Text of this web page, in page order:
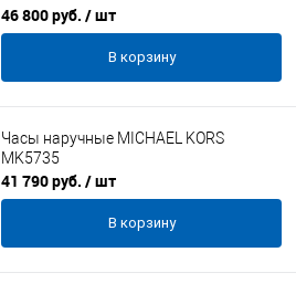
46 800 руб. / шт
В корзину
Часы наручные MICHAEL KORS
MK5735
41 790 руб. / шт
В корзину